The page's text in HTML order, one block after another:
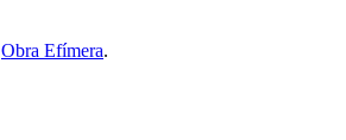
Obra Efímera.